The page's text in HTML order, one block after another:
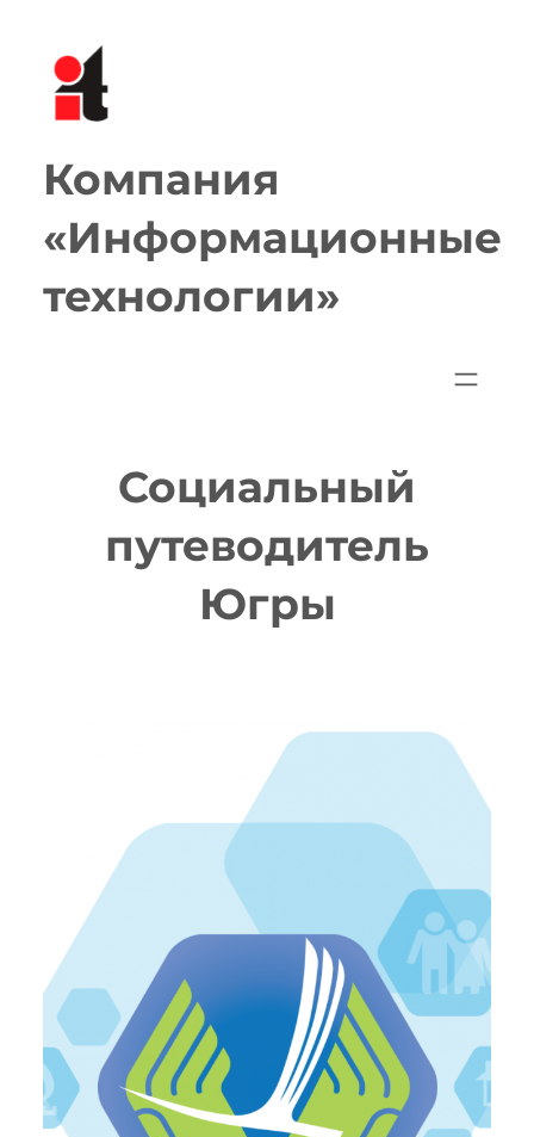
содержимому
Компания
«Информационные
технологии»
Социальный
путеводитель
Югры